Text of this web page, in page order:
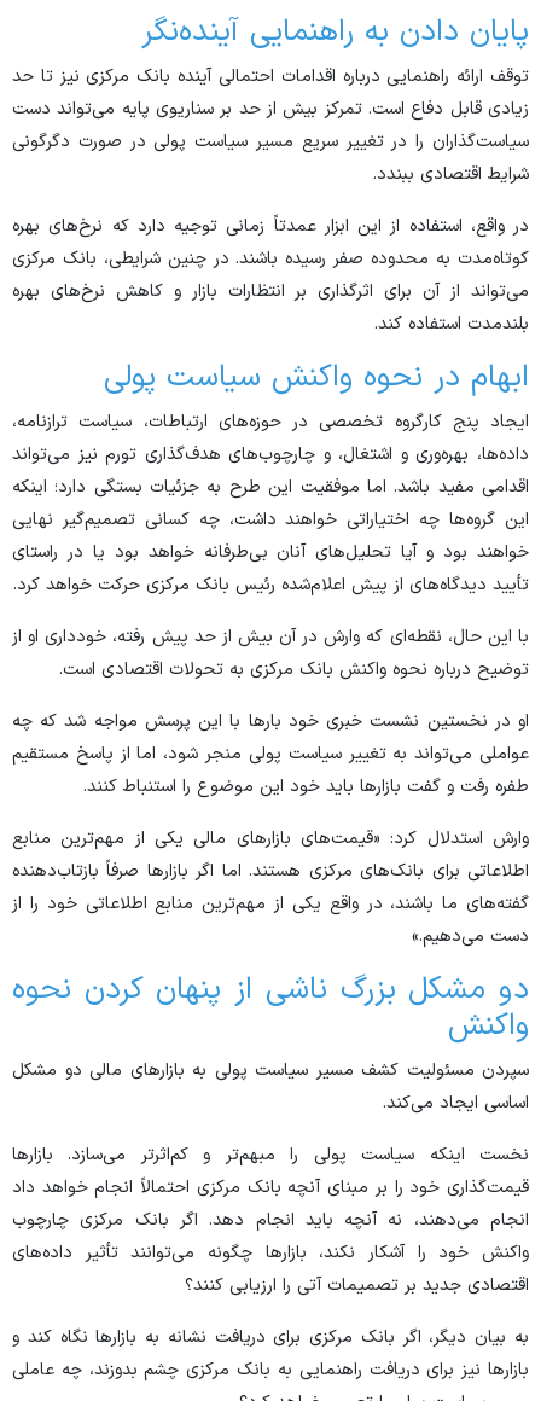
پایان دادن به راهنمایی آینده‌نگر
توقف ارائه راهنمایی درباره اقدامات احتمالی آینده بانک مرکزی نیز تا حد
زیادی قابل دفاع است. تمرکز بیش از حد بر سناریوی پایه می‌تواند دست
سیاست‌گذاران را در تغییر سریع مسیر سیاست پولی در صورت دگرگونی
شرایط اقتصادی ببندد.
در واقع، استفاده از این ابزار عمدتاً زمانی توجیه دارد که نرخ‌های بهره
کوتاه‌مدت به محدوده صفر رسیده باشند. در چنین شرایطی، بانک مرکزی
می‌تواند از آن برای اثرگذاری بر انتظارات بازار و کاهش نرخ‌های بهره
بلندمدت استفاده کند.
ابهام در نحوه واکنش سیاست پولی
ایجاد پنج کارگروه تخصصی در حوزه‌های ارتباطات، سیاست ترازنامه،
داده‌ها، بهره‌وری و اشتغال، و چارچوب‌های هدف‌گذاری تورم نیز می‌تواند
اقدامی مفید باشد. اما موفقیت این طرح به جزئیات بستگی دارد؛ اینکه
این گروه‌ها چه اختیاراتی خواهند داشت، چه کسانی تصمیم‌گیر نهایی
خواهند بود و آیا تحلیل‌های آنان بی‌طرفانه خواهد بود یا در راستای
تأیید دیدگاه‌های از پیش اعلام‌شده رئیس بانک مرکزی حرکت خواهد کرد.
با این حال، نقطه‌ای که وارش در آن بیش از حد پیش رفته، خودداری او از
توضیح درباره نحوه واکنش بانک مرکزی به تحولات اقتصادی است.
او در نخستین نشست خبری خود بار‌ها با این پرسش مواجه شد که چه
عواملی می‌تواند به تغییر سیاست پولی منجر شود، اما از پاسخ مستقیم
طفره رفت و گفت بازار‌ها باید خود این موضوع را استنباط کنند.
وارش استدلال کرد: «قیمت‌های بازار‌های مالی یکی از مهم‌ترین منابع
اطلاعاتی برای بانک‌های مرکزی هستند. اما اگر بازار‌ها صرفاً بازتاب‌دهنده
گفته‌های ما باشند، در واقع یکی از مهم‌ترین منابع اطلاعاتی خود را از
دست می‌دهیم.»
دو مشکل بزرگ ناشی از پنهان کردن نحوه
واکنش
سپردن مسئولیت کشف مسیر سیاست پولی به بازار‌های مالی دو مشکل
اساسی ایجاد می‌کند.
نخست اینکه سیاست پولی را مبهم‌تر و کم‌اثرتر می‌سازد. بازار‌ها
قیمت‌گذاری خود را بر مبنای آنچه بانک مرکزی احتمالاً انجام خواهد داد
انجام می‌دهند، نه آنچه باید انجام دهد. اگر بانک مرکزی چارچوب
واکنش خود را آشکار نکند، بازار‌ها چگونه می‌توانند تأثیر داده‌های
اقتصادی جدید بر تصمیمات آتی را ارزیابی کنند؟
به بیان دیگر، اگر بانک مرکزی برای دریافت نشانه به بازار‌ها نگاه کند و
بازار‌ها نیز برای دریافت راهنمایی به بانک مرکزی چشم بدوزند، چه عاملی